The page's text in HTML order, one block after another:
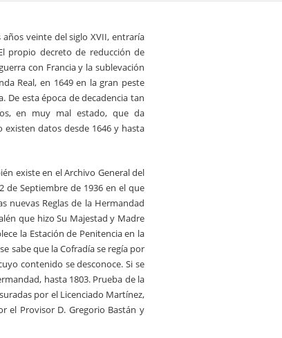
veinte del siglo XVII, entraría
propio decreto de reducción de
con Francia y la sublevación
Real, en 1649 en la gran peste
De esta época de decadencia tan
en muy mal estado, que da
existen datos desde 1646 y hasta
existe en el Archivo General del
Septiembre de 1936 en el que
nuevas Reglas de la Hermandad
que hizo Su Majestad y Madre
la Estación de Penitencia en la
sabe que la Cofradía se regía por
contenido se desconoce. Si se
hasta 1803. Prueba de la
por el Licenciado Martínez,
el Provisor D. Gregorio Bastán y